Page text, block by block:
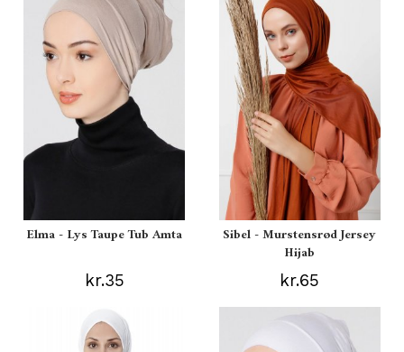
Elma - Lys Taupe Tub Amta
kr.35
Sibel - Murstensrød Jersey
Hijab
kr.65